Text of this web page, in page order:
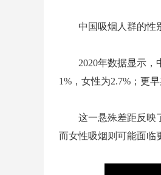
中国吸烟人群的性
2020年数据显示，
1%，女性为2.7%；更
这一悬殊差距反映
而女性吸烟则可能面临